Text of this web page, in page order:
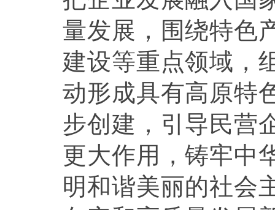
量发展，围绕特色
建设等重点领域，
动形成具有高原特
步创建，引导民营
更大作用，铸牢中
明和谐美丽的社会